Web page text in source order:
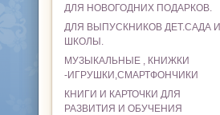
ДЛЯ НОВОГОДНИХ ПОДАРКОВ.
ДЛЯ ВЫПУСКНИКОВ ДЕТ.САДА И
ШКОЛЫ.
МУЗЫКАЛЬНЫЕ , КНИЖКИ
-ИГРУШКИ,СМАРТФОНЧИКИ
КНИГИ И КАРТОЧКИ ДЛЯ
РАЗВИТИЯ И ОБУЧЕНИЯ